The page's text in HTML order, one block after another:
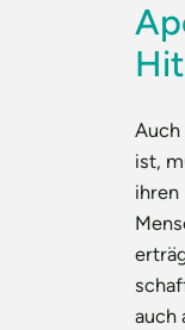
Auch
ist,
ihren
auch